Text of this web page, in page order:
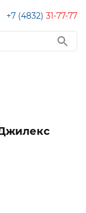
+7 (4832) 31-77-77